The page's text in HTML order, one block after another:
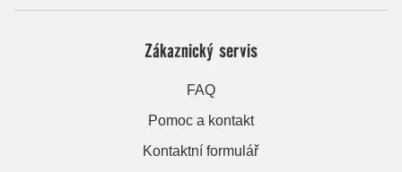
Zákaznický servis
FAQ
Pomoc a kontakt
Kontaktní formulář